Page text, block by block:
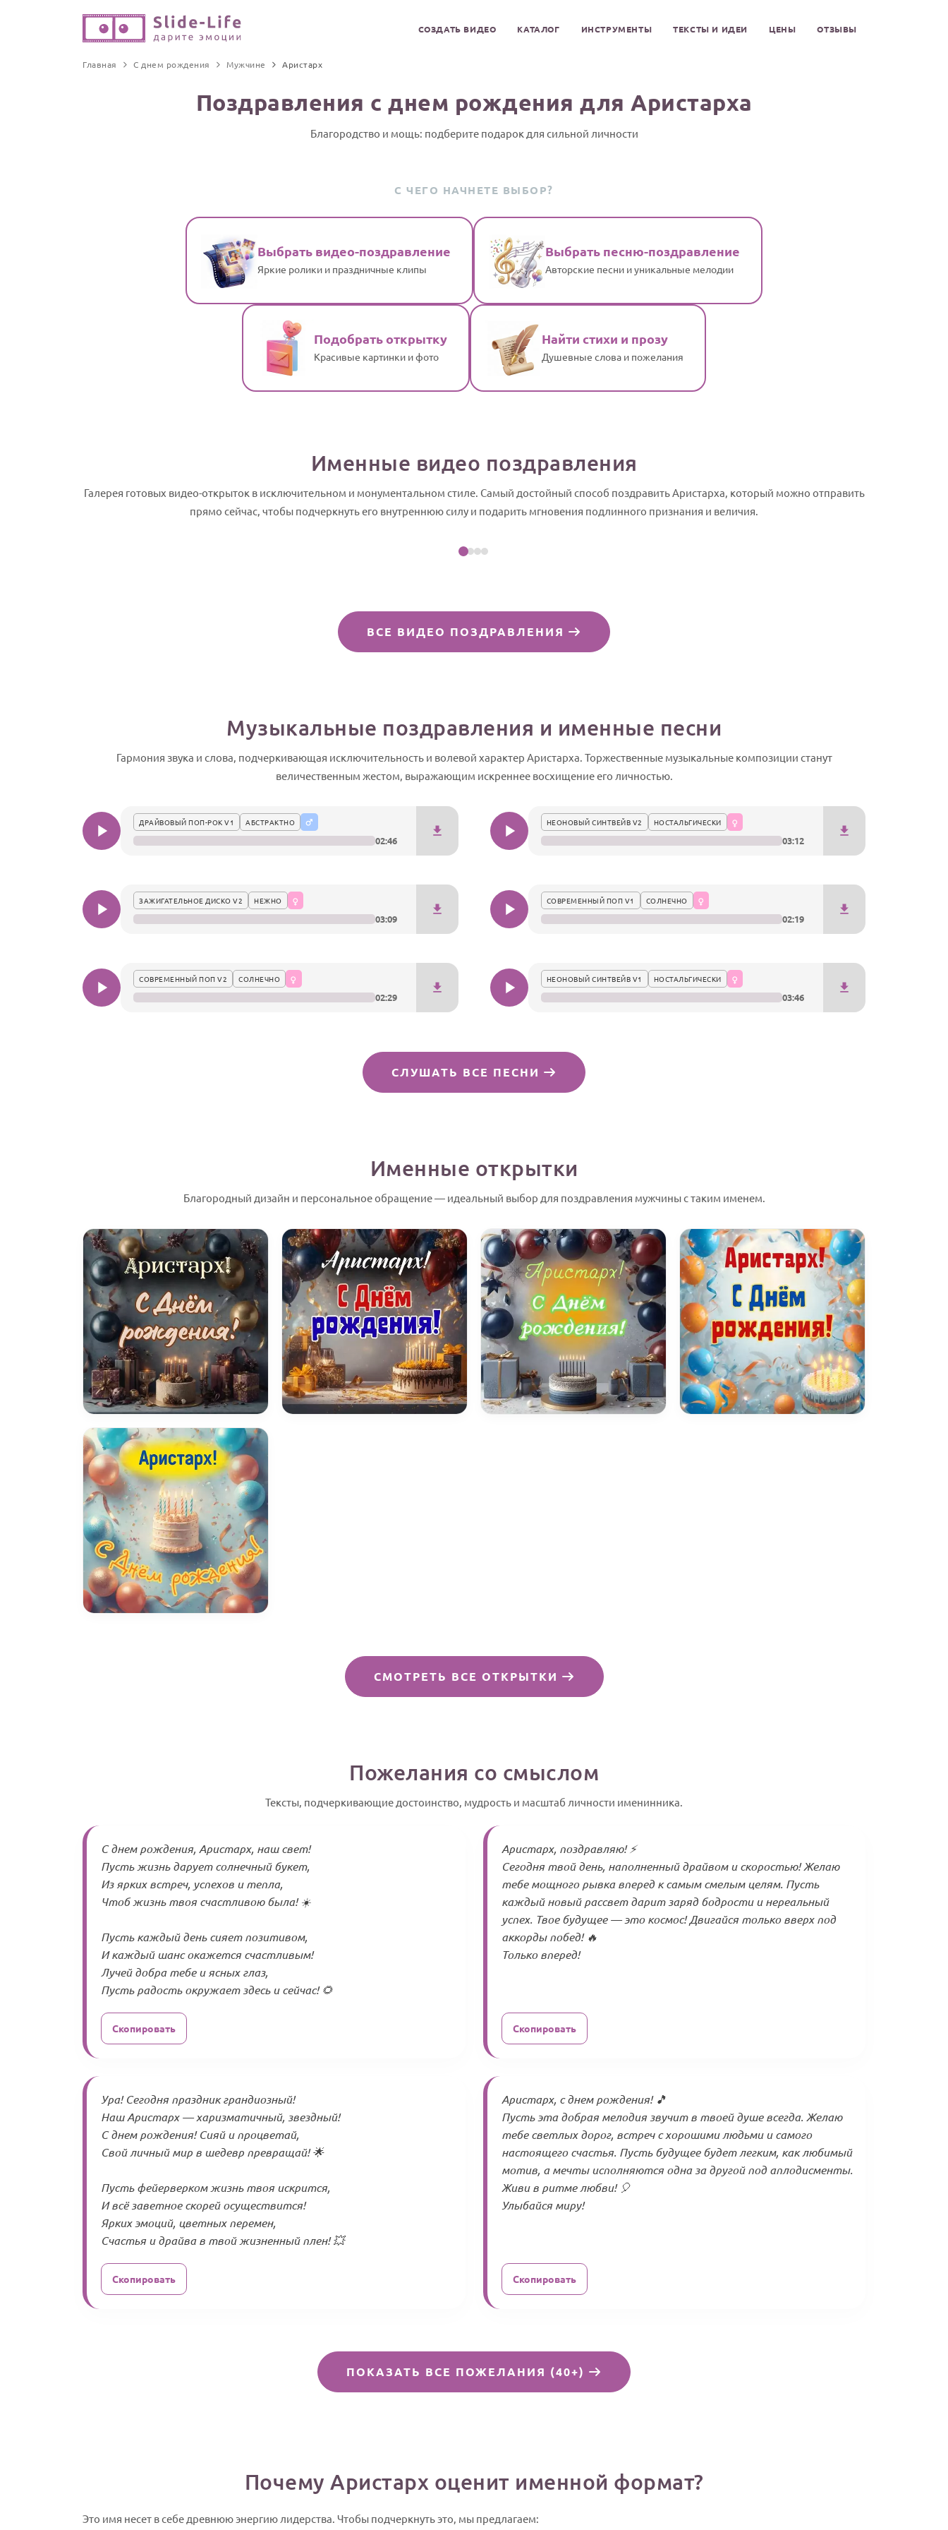
СОЗДАТЬ ВИДЕО КАТАЛОГ ИНСТРУМЕНТЫ ТЕКСТЫ И ИДЕИ ЦЕНЫ ОТЗЫВЫ
Главная С днем рождения Мужчине Аристарх
Поздравления с днем рождения для Аристарха
Благородство и мощь: подберите подарок для сильной личности
С ЧЕГО НАЧНЕТЕ ВЫБОР?
Выбрать видео-поздравление
Яркие ролики и праздничные клипы
Выбрать песню-поздравление
Авторские песни и уникальные мелодии
Подобрать открытку
Красивые картинки и фото
Найти стихи и прозу
Душевные слова и пожелания
Именные видео поздравления
Галерея готовых видео-открыток в исключительном и монументальном стиле. Самый достойный способ поздравить Аристарха, который можно отправить
прямо сейчас, чтобы подчеркнуть его внутреннюю силу и подарить мгновения подлинного признания и величия.
Посмотреть пример
ВСЕ ВИДЕО ПОЗДРАВЛЕНИЯ
Музыкальные поздравления и именные песни
Гармония звука и слова, подчеркивающая исключительность и волевой характер Аристарха. Торжественные музыкальные композиции станут
величественным жестом, выражающим искреннее восхищение его личностью.
ДРАЙВОВЫЙ ПОП-РОК V1 АБСТРАКТНО
02:46
НЕОНОВЫЙ СИНТВЕЙВ V2 НОСТАЛЬГИЧЕСКИ
03:12
ЗАЖИГАТЕЛЬНОЕ ДИСКО V2 НЕЖНО
03:09
СОВРЕМЕННЫЙ ПОП V1 СОЛНЕЧНО
02:19
СОВРЕМЕННЫЙ ПОП V2 СОЛНЕЧНО
02:29
НЕОНОВЫЙ СИНТВЕЙВ V1 НОСТАЛЬГИЧЕСКИ
03:46
СЛУШАТЬ ВСЕ ПЕСНИ
Именные открытки
Благородный дизайн и персональное обращение — идеальный выбор для поздравления мужчины с таким именем.
СМОТРЕТЬ ВСЕ ОТКРЫТКИ
Пожелания со смыслом
Тексты, подчеркивающие достоинство, мудрость и масштаб личности именинника.
С днем рождения, Аристарх, наш свет!
Пусть жизнь дарует солнечный букет,
Из ярких встреч, успехов и тепла,
Чтоб жизнь твоя счастливою была! ☀️
Пусть каждый день сияет позитивом,
И каждый шанс окажется счастливым!
Лучей добра тебе и ясных глаз,
Пусть радость окружает здесь и сейчас! 🌻
Скопировать
Аристарх, поздравляю! ⚡
Сегодня твой день, наполненный драйвом и скоростью! Желаю
тебе мощного рывка вперед к самым смелым целям. Пусть
каждый новый рассвет дарит заряд бодрости и нереальный
успех. Твое будущее — это космос! Двигайся только вверх под
аккорды побед! 🔥
Только вперед!
Скопировать
Ура! Сегодня праздник грандиозный!
Наш Аристарх — харизматичный, звездный!
С днем рождения! Сияй и процветай,
Свой личный мир в шедевр превращай! 🌟
Пусть фейерверком жизнь твоя искрится,
И всё заветное скорей осуществится!
Ярких эмоций, цветных перемен,
Счастья и драйва в твой жизненный плен! 💥
Скопировать
Аристарх, с днем рождения! 🎵
Пусть эта добрая мелодия звучит в твоей душе всегда. Желаю
тебе светлых дорог, встреч с хорошими людьми и самого
настоящего счастья. Пусть будущее будет легким, как любимый
мотив, а мечты исполняются одна за другой под аплодисменты.
Живи в ритме любви! 🎈
Улыбайся миру!
Скопировать
ПОКАЗАТЬ ВСЕ ПОЖЕЛАНИЯ (40+)
Почему Аристарх оценит именной формат?
Это имя несет в себе древнюю энергию лидерства. Чтобы подчеркнуть это, мы предлагаем: